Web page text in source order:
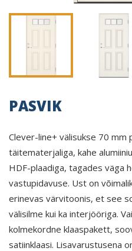
PASVIK
Clever-line+ välisukse 70 mm
täitematerjaliga, kahe
HDF-plaadiga, tagades väga
vastupidavuse. Ust on
erinevas värvitoonis, et see
välisilme kui ka interjööriga.
kolmekordne klaaspakett,
satiinklaasi. Lisavarustusena